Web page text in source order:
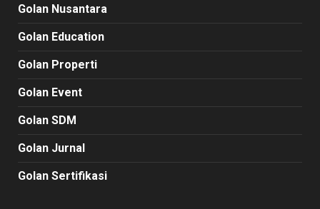
Golan Nusantara
Golan Education
Golan Properti
Golan Event
Golan SDM
Golan Jurnal
Golan Sertifikasi